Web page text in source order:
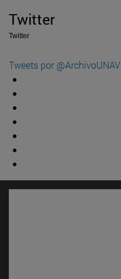
Twitter
Twitter
Tweets por @ArchivoUNAV